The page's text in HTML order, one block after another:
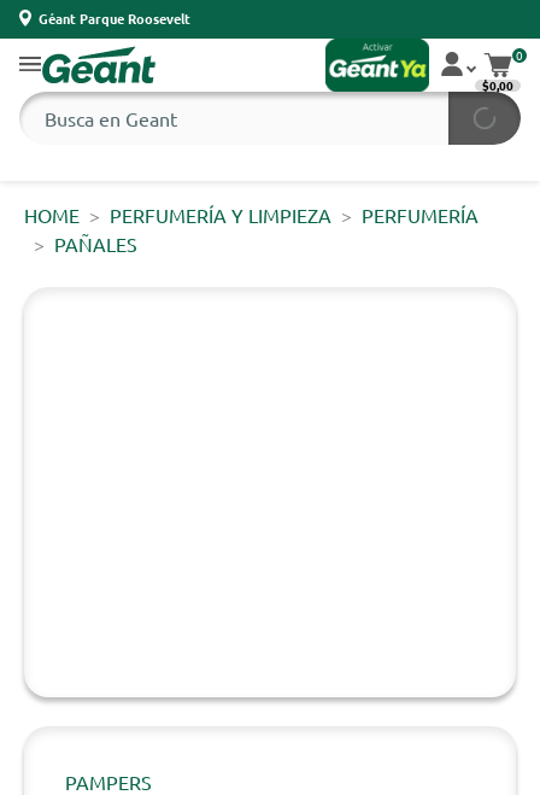
Géant Parque Roosevelt
0
$0,00
HOME PERFUMERÍA Y LIMPIEZA
PERFUMERÍA
PAÑALES
PAMPERS